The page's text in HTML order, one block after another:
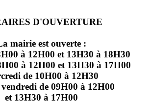
D'OUVERTURE
mairie est ouverte :
à 12H00 et 13H30 à 18H30
à 12H00 et 13H30 à 17H00
de 10H00 à 12H30
de 09H00 à 12H00
et 13H30 à 17H00